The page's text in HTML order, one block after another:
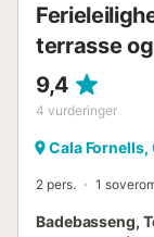
terrasse
9,4
4 vurderinger
Cala Fornells,
2 pers. 1
Badebasseng,